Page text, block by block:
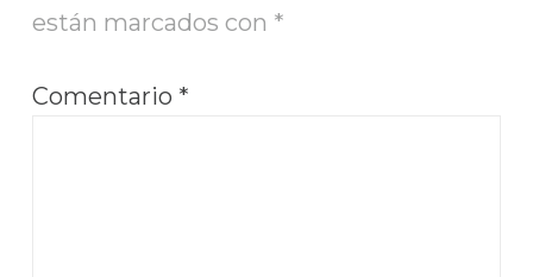
están marcados con *
Comentario *